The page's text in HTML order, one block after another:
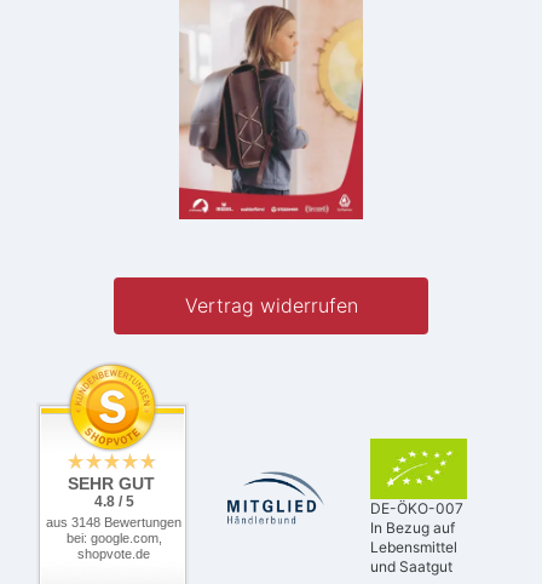
Vertrag widerrufen
SEHR GUT
4.8 / 5
aus 3148 Bewertungen
bei: google.com,
shopvote.de
DE-ÖKO-007
In Bezug auf
Lebensmittel
und Saatgut